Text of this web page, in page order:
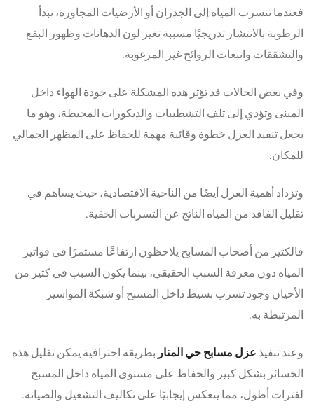
فعندما تتسرب المياه إلى الجدران أو الأرضيات المجاورة، تبدأ
الرطوبة بالانتشار تدريجيًا مسببة تغير لون الدهانات وظهور البقع
والتشققات وانبعاث الروائح غير المرغوبة.
وفي بعض الحالات قد تؤثر هذه المشكلة على جودة الهواء داخل
المبنى وتؤدي إلى تلف التشطيبات والديكورات المحيطة، وهو ما
يجعل تنفيذ العزل خطوة وقائية مهمة للحفاظ على المظهر الجمالي
للمكان.
وتزداد أهمية العزل أيضًا من الناحية الاقتصادية، حيث يساهم في
تقليل الفاقد من المياه الناتج عن التسربات الخفية.
فالكثير من أصحاب المسابح يلاحظون ارتفاعًا مستمرًا في فواتير
المياه دون معرفة السبب الحقيقي، بينما يكون السبب في كثير من
الأحيان وجود تسرب بسيط داخل المسبح أو شبكة المواسير
المرتبطة به.
وعند تنفيذ عزل مسابح حي المنار بطريقة احترافية يمكن تقليل هذه
الخسائر بشكل كبير والحفاظ على مستوى المياه داخل المسبح
لفترات أطول، مما ينعكس إيجابيًا على تكاليف التشغيل والصيانة.